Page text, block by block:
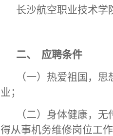
长沙航空职业技术学
二、
应聘条件
（一）热爱祖国，
业；
（二）身体健康，
得从事机务维修岗位工